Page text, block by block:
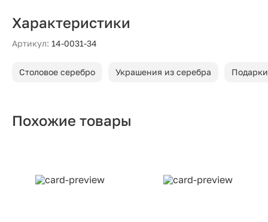
Характеристики
Артикул: 14-0031-34
Столовое серебро Украшения из серебра
Похожие товары